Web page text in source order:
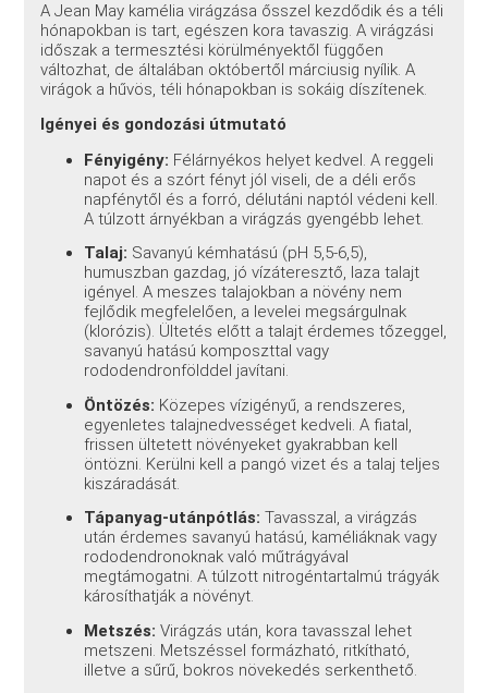
A Jean May kamélia virágzása ősszel kezdődik és a téli
hónapokban is tart, egészen kora tavaszig. A virágzási
időszak a termesztési körülményektől függően
változhat, de általában októbertől márciusig nyílik. A
virágok a hűvös, téli hónapokban is sokáig díszítenek.
Igényei és gondozási útmutató
Fényigény: Félárnyékos helyet kedvel. A reggeli
napot és a szórt fényt jól viseli, de a déli erős
napfénytől és a forró, délutáni naptól védeni kell.
A túlzott árnyékban a virágzás gyengébb lehet.
Talaj: Savanyú kémhatású (pH 5,5-6,5),
humuszban gazdag, jó vízáteresztő, laza talajt
igényel. A meszes talajokban a növény nem
fejlődik megfelelően, a levelei megsárgulnak
(klorózis). Ültetés előtt a talajt érdemes tőzeggel,
savanyú hatású komposzttal vagy
rododendronfölddel javítani.
Öntözés: Közepes vízigényű, a rendszeres,
egyenletes talajnedvességet kedveli. A fiatal,
frissen ültetett növényeket gyakrabban kell
öntözni. Kerülni kell a pangó vizet és a talaj teljes
kiszáradását.
Tápanyag-utánpótlás: Tavasszal, a virágzás
után érdemes savanyú hatású, kaméliáknak vagy
rododendronoknak való műtrágyával
megtámogatni. A túlzott nitrogéntartalmú trágyák
károsíthatják a növényt.
Metszés: Virágzás után, kora tavasszal lehet
metszeni. Metszéssel formázható, ritkítható,
illetve a sűrű, bokros növekedés serkenthető.